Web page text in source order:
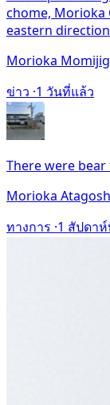
chome, Morioka
eastern
Morioka
ข่าว ·1 วันที่แล้ว
There were
Morioka
ทางการ ·1 สัปดา